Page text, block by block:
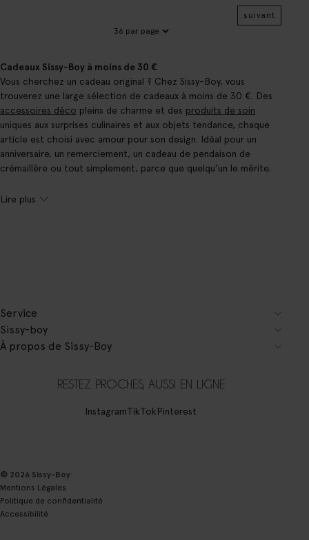
suivant
Cadeaux Sissy-Boy à moins de 30 €
Vous cherchez un cadeau original ? Chez Sissy-Boy, vous
trouverez une large sélection de cadeaux à moins de 30 €. Des
accessoires déco pleins de charme et des produits de soin
uniques aux surprises culinaires et aux objets tendance, chaque
article est choisi avec amour pour son design. Idéal pour un
anniversaire, un remerciement, un cadeau de pendaison de
crémaillère ou tout simplement, parce que quelqu’un le mérite.
Lire plus
Service
Sissy-boy
À propos de Sissy-Boy
RESTEZ PROCHES, AUSSI EN LIGNE
InstagramTikTokPinterest
© 2026 Sissy-Boy
Mentions Légales
Politique de confidentialité
Accessibilité